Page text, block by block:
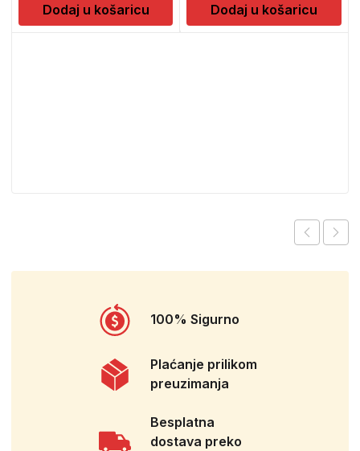
Dodaj u košaricu Dodaj u košaricu
100% Sigurno
Plaćanje prilikom
preuzimanja
Besplatna
dostava preko